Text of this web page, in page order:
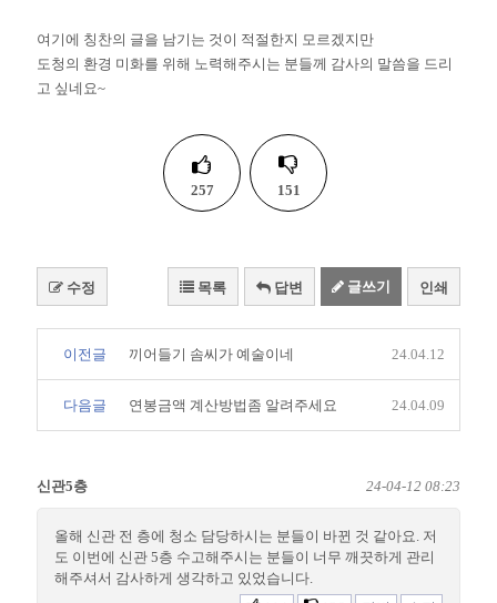
여기에 칭찬의 글을 남기는 것이 적절한지 모르겠지만
도청의 환경 미화를 위해 노력해주시는 분들께 감사의 말씀을 드리
고 싶네요~
257 151
수정 목록 답변 글쓰기 인쇄
이전글 끼어들기 솜씨가 예술이네 24.04.12
다음글 연봉금액 계산방법좀 알려주세요 24.04.09
신관5층 24-04-12 08:23
올해 신관 전 층에 청소 담당하시는 분들이 바뀐 것 같아요. 저
도 이번에 신관 5층 수고해주시는 분들이 너무 깨끗하게 관리
해주셔서 감사하게 생각하고 있었습니다.